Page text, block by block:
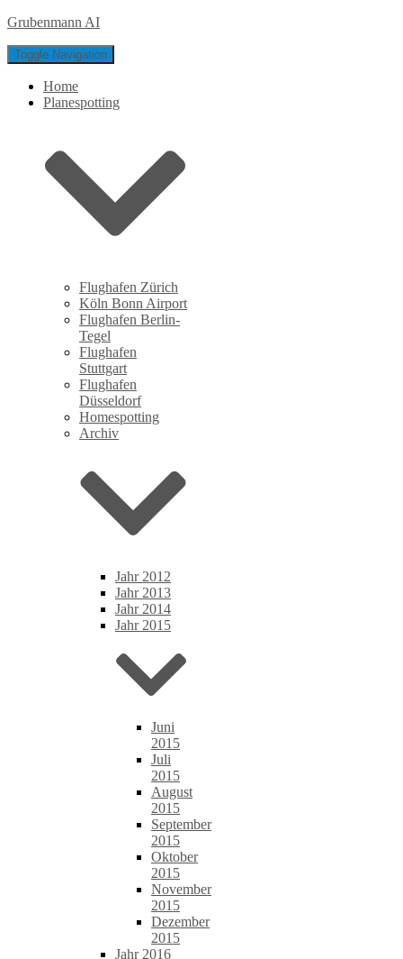
Grubenmann AI
Toggle Navigation
Home
Planespotting
Flughafen Zürich
Köln Bonn Airport
Flughafen Berlin-
Tegel
Flughafen
Stuttgart
Flughafen
Düsseldorf
Homespotting
Archiv
Jahr 2012
Jahr 2013
Jahr 2014
Jahr 2015
Juni
2015
Juli
2015
August
2015
September
2015
Oktober
2015
November
2015
Dezember
2015
Jahr 2016